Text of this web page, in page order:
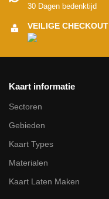
30 Dagen bedenktijd
VEILIGE CHECKOUT
Kaart informatie
Sectoren
Gebieden
Kaart Types
Materialen
Kaart Laten Maken